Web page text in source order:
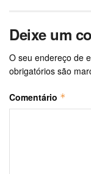
Deixe um
O seu endereço de
obrigatórios são
Comentário *